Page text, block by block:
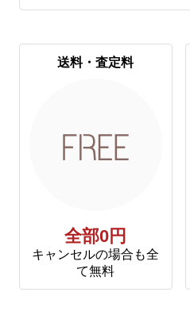
送料・査定料
全部0円
キャンセルの場合も全
て無料